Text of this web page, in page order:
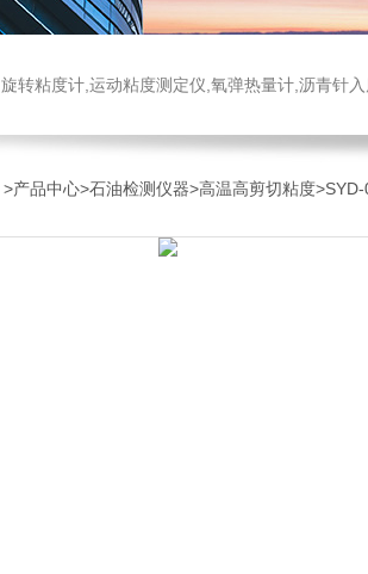
旋转粘度计,运动粘度测定仪,氧弹热量计,沥青针
>产品中心>石油检测仪器>高温高剪切粘度